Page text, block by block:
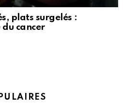
plats surgelés :
du cancer